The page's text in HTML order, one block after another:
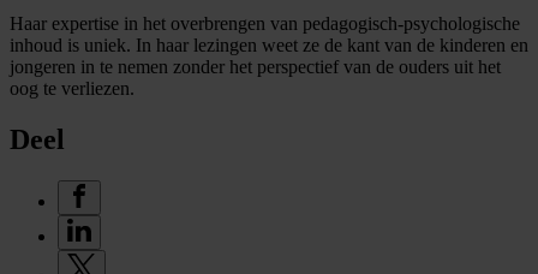
Haar expertise in het overbrengen van pedagogisch-psychologische
inhoud is uniek. In haar lezingen weet ze de kant van de kinderen en
jongeren in te nemen zonder het perspectief van de ouders uit het
oog te verliezen.
Deel